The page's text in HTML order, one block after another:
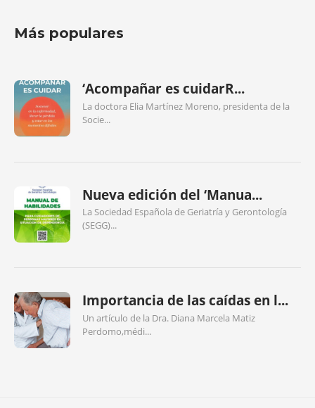
Más populares
‘Acompañar es cuidarR...
La doctora Elia Martínez Moreno, presidenta de la
Socie...
Nueva edición del ‘Manua...
La Sociedad Española de Geriatría y Gerontología
(SEGG)...
Importancia de las caídas en l...
Un artículo de la Dra. Diana Marcela Matiz
Perdomo,médi...